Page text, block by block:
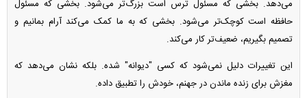
می‌دهد. بخشی که مسئول ترس است بزرگ‌تر می‌شود. بخشی که مسئول
حافظه است کوچک‌تر می‌شود. بخشی که به ما کمک می‌کند آرام بمانیم و
تصمیم بگیریم، ضعیف‌تر کار می‌کند.
این تغییرات دلیل نمی‌شود که کسی "دیوانه" شده. بلکه نشان می‌دهد که
مغزش برای زنده ماندن در جهنم، خودش را تطبیق داده.